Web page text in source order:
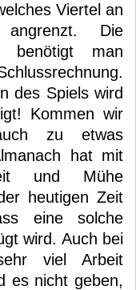
Viertel an
Die
benötigt man
des Spiels wird
Kommen wir
zu etwas
hat mit
und Mühe
heutigen Zeit
eine solche
wird. Auch bei
viel Arbeit
es nicht geben,